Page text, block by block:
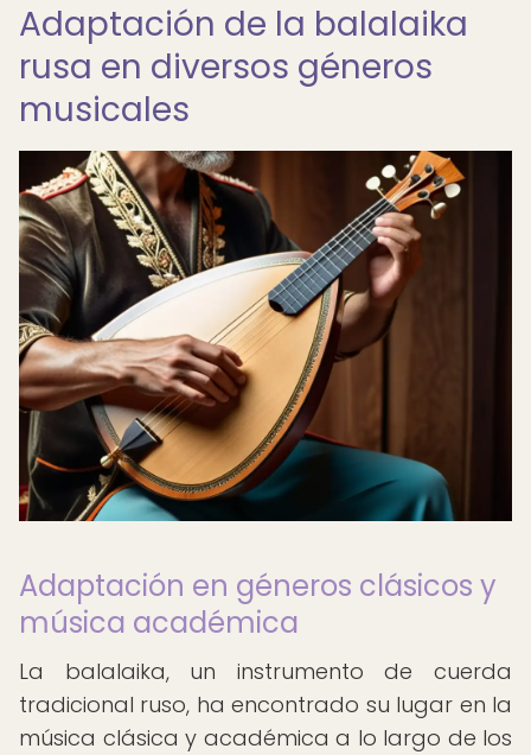
Adaptación de la balalaika
rusa en diversos géneros
musicales
Adaptación en géneros clásicos y
música académica
La balalaika, un instrumento de cuerda
tradicional ruso, ha encontrado su lugar en la
música clásica y académica a lo largo de los